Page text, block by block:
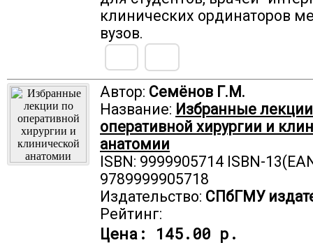
клинических ординаторов
вузов.
Автор: Семёнов Г.М.
Название: Избранные
оперативной хирургии и
анатомии
ISBN: 9999905714 ISBN-
9789999905718
Издательство: СПбГМУ
Рейтинг:
Цена: 145.00 р.